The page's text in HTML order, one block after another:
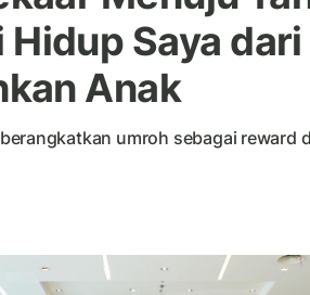
Hidup Saya
Anak
umroh sebagai reward